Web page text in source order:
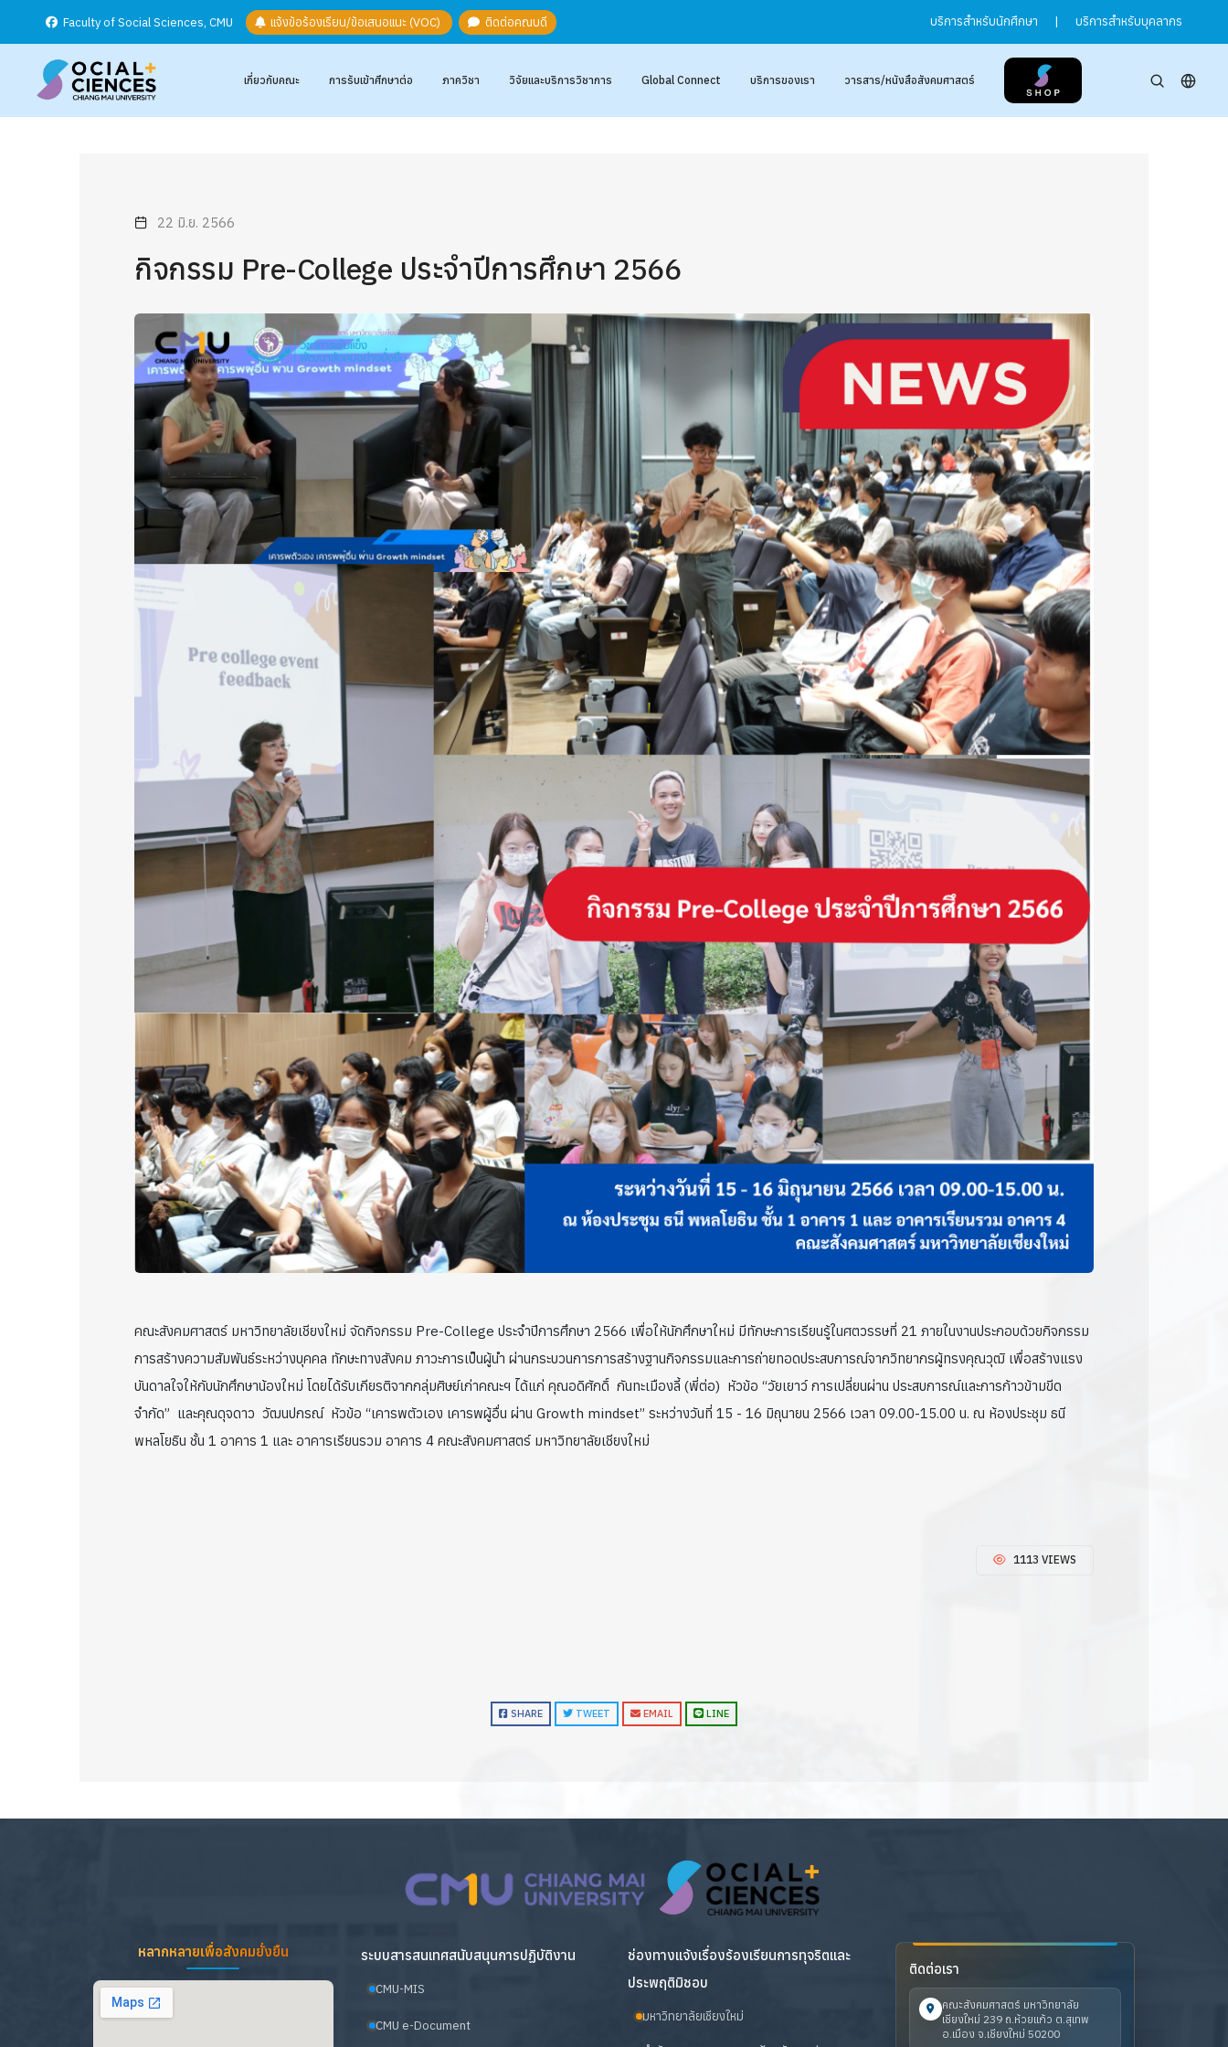
Faculty of Social Sciences, CMU แจ้งข้อร้องเรียน/ข้อเสนอแนะ (VOC) ติดต่อคณบดี บริการสำหรับนักศึกษา | บริการสำหรับบุคลากร
เกี่ยวกับคณะ การรับเข้าศึกษาต่อ ภาควิชา วิจัยและบริการวิชาการ Global Connect บริการของเรา วารสาร/หนังสือสังคมศาสตร์
22 มิ.ย. 2566
กิจกรรม Pre-College ประจำปีการศึกษา 2566
คณะสังคมศาสตร์ มหาวิทยาลัยเชียงใหม่ จัดกิจกรรม Pre-College ประจำปีการศึกษา 2566 เพื่อให้นักศึกษาใหม่ มีทักษะการเรียนรู้ในศตวรรษที่ 21 ภายในงานประกอบด้วยกิจกรรม
การสร้างความสัมพันธ์ระหว่างบุคคล ทักษะทางสังคม ภาวะการเป็นผู้นำ ผ่านกระบวนการการสร้างฐานกิจกรรมและการถ่ายทอดประสบการณ์จากวิทยากรผู้ทรงคุณวุฒิ เพื่อสร้างแรง
บันดาลใจให้กับนักศึกษาน้องใหม่ โดยได้รับเกียรติจากกลุ่มศิษย์เก่าคณะฯ ได้แก่ คุณอดิศักดิ์ กันทะเมืองลี้ (พี่ต่อ) หัวข้อ “วัยเยาว์ การเปลี่ยนผ่าน ประสบการณ์และการก้าวข้ามขีด
จำกัด” และคุณดุจดาว วัฒนปกรณ์ หัวข้อ “เคารพตัวเอง เคารพผู้อื่น ผ่าน Growth mindset” ระหว่างวันที่ 15 - 16 มิถุนายน 2566 เวลา 09.00-15.00 น. ณ ห้องประชุม ธนี
พหลโยธิน ชั้น 1 อาคาร 1 และ อาคารเรียนรวม อาคาร 4 คณะสังคมศาสตร์ มหาวิทยาลัยเชียงใหม่
1113 VIEWS
SHARE TWEET EMAIL LINE
หลากหลายเพื่อสังคมยั่งยืน ระบบสารสนเทศสนับสนุนการปฏิบัติงาน
CMU-MIS
CMU e-Document
ช่องทางแจ้งเรื่องร้องเรียนการทุจริตและ
ประพฤติมิชอบ
มหาวิทยาลัยเชียงใหม่
ติดต่อเรา
คณะสังคมศาสตร์ มหาวิทยาลัย
เชียงใหม่ 239 ถ.ห้วยแก้ว ต.สุเทพ
อ.เมือง จ.เชียงใหม่ 50200